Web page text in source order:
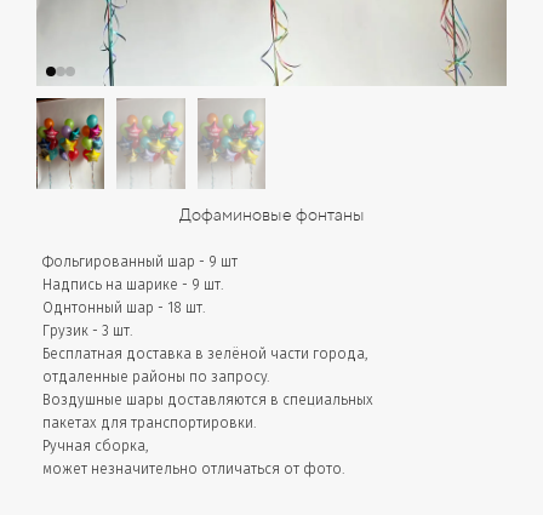
Дофаминовые фонтаны
Фольгированный шар - 9 шт
Надпись на шарике - 9 шт.
Однтонный шар - 18 шт.
Грузик - 3 шт.
Бесплатная доставка в зелёной части города,
отдаленные районы по запросу.
Воздушные шары доставляются в специальных
пакетах для транспортировки.
Ручная сборка,
может незначительно отличаться от фото.